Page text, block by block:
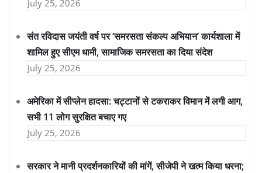
July 25, 2026
संत रविदास जयंती वर्ष पर ‘समरसता संकल्प अभियान’ कार्यशाला में
शामिल हुए सीएम धामी, सामाजिक समरसता का दिया संदेश
July 25, 2026
अमेरिका में सीप्लेन हादसा: चट्टानों से टकराकर विमान में लगी आग,
सभी 11 लोग सुरक्षित बचाए गए
July 25, 2026
सरकार ने मानी प्रदर्शनकारियों की मांगें, सीजेपी ने खत्म किया धरना;